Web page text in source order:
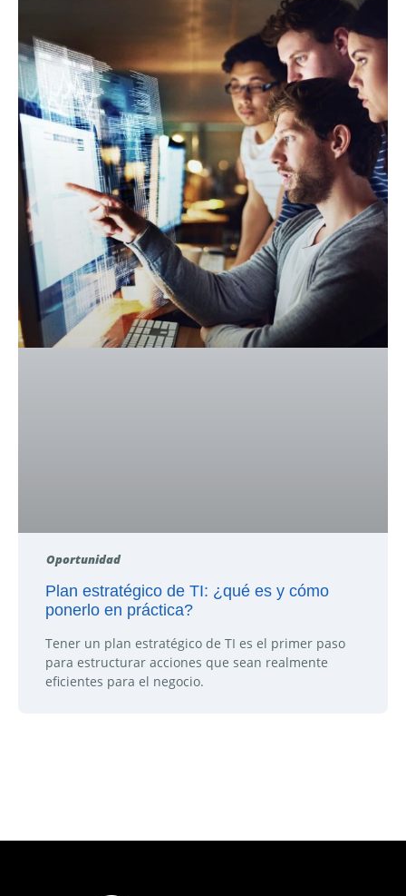
Oportunidad
Plan estratégico de TI: ¿qué es y cómo
ponerlo en práctica?
Tener un plan estratégico de TI es el primer paso
para estructurar acciones que sean realmente
eficientes para el negocio.